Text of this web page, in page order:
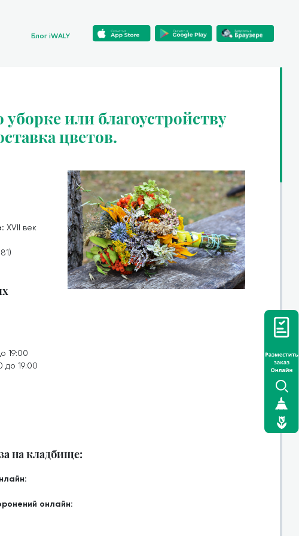
Блог iWALY
или благоустройству
цветов.
XVII век
19:00
до 19:00
на кладбище:
онлайн: